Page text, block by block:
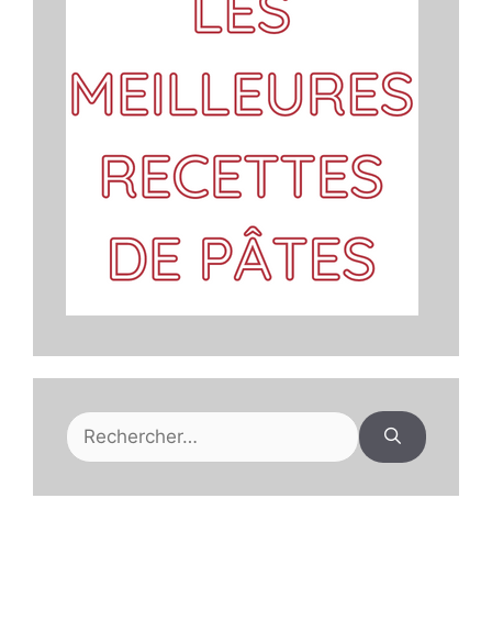
Rechercher :